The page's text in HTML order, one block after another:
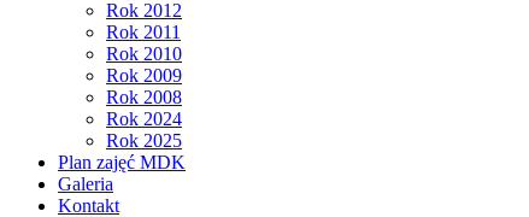
Rok 2012
Rok 2011
Rok 2010
Rok 2009
Rok 2008
Rok 2024
Rok 2025
Plan zajęć MDK
Galeria
Kontakt